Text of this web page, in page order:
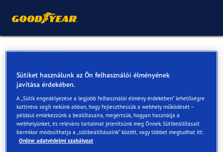
Vissza a listához
Eszteregnye mérnökség apm
Online és az üzletekben elérhető szolgáltatások
Elérhetőségek Szolgáltatások
Sütiket használunk az Ön felhasználói élményének
javítása érdekében.
A „Sütik engedélyezése a legjobb felhasználói élmény érdekében” lehetőségre
kattintva segít nekünk abban, hogy fejleszthessük a webhely működését –
például emlékezzünk a beállításaira, megértsük, hogyan használja a
webhelyünket, és releváns tartalmat jelenítsünk meg Önnek. Sütibeállításait
bármikor módosíthatja a „sütibeállításaink” között, vagy többet megtudhat itt:
Online adatvédelmi szabályzat